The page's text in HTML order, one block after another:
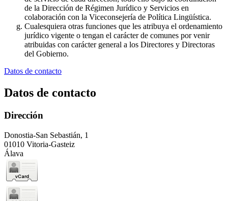
de la Dirección de Régimen Jurídico y Servicios en
colaboración con la Viceconsejería de Política Lingüística.
Cualesquiera otras funciones que les atribuya el ordenamiento
jurídico vigente o tengan el carácter de comunes por venir
atribuidas con carácter general a los Directores y Directoras
del Gobierno.
Datos de contacto
Datos de contacto
Dirección
Donostia-San Sebastián, 1
01010 Vitoria-Gasteiz
Álava